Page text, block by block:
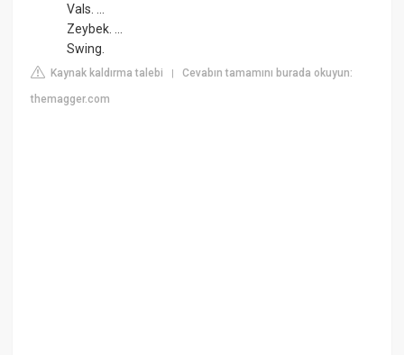
Vals. ...
Zeybek. ...
Swing.
Kaynak kaldırma talebi |Cevabın tamamını burada okuyun:
themagger.com